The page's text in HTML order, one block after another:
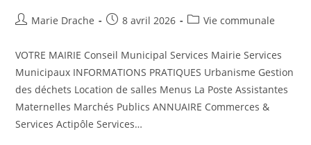
Marie Drache 8 avril 2026 Vie communale
VOTRE MAIRIE Conseil Municipal Services Mairie Services
Municipaux INFORMATIONS PRATIQUES Urbanisme Gestion
des déchets Location de salles Menus La Poste Assistantes
Maternelles Marchés Publics ANNUAIRE Commerces &
Services Actipôle Services…